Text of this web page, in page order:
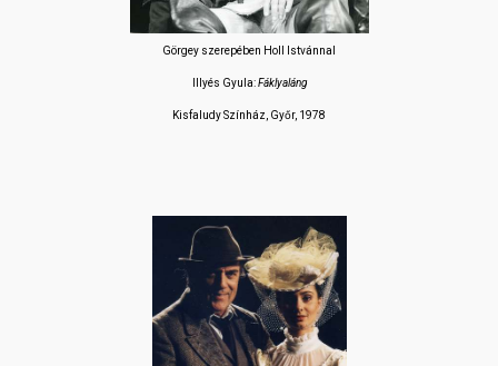
Görgey szerepében Holl Istvánnal
Illyés Gyula:Fáklyaláng
Kisfaludy Színház, Győr, 1978